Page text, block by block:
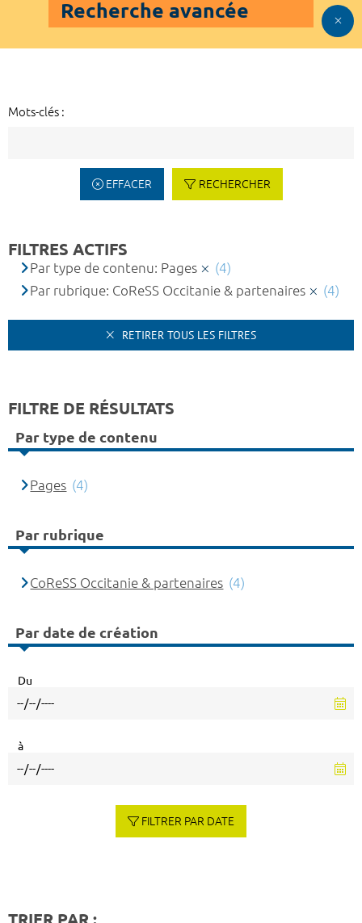
Recherche avancée
Mots-clés :
EFFACER RECHERCHER
FILTRES ACTIFS
Par type de contenu: Pages
(4)
Par rubrique: CoReSS Occitanie & partenaires
(4)
RETIRER TOUS LES FILTRES
FILTRE DE RÉSULTATS
Par type de contenu
Pages (4)
Par rubrique
CoReSS Occitanie & partenaires (4)
Par date de création
Du
à
FILTRER PAR DATE